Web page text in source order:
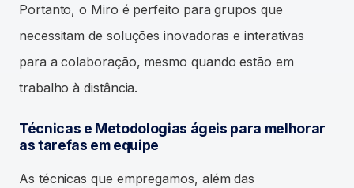
Portanto, o Miro é perfeito para grupos que
necessitam de soluções inovadoras e interativas
para a colaboração, mesmo quando estão em
trabalho à distância.
Técnicas e Metodologias ágeis para melhorar
as tarefas em equipe
As técnicas que empregamos, além das